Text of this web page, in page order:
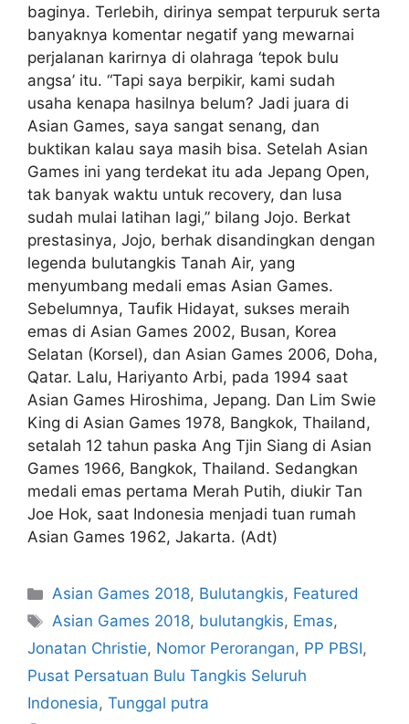
baginya. Terlebih, dirinya sempat terpuruk serta
banyaknya komentar negatif yang mewarnai
perjalanan karirnya di olahraga ‘tepok bulu
angsa’ itu. “Tapi saya berpikir, kami sudah
usaha kenapa hasilnya belum? Jadi juara di
Asian Games, saya sangat senang, dan
buktikan kalau saya masih bisa. Setelah Asian
Games ini yang terdekat itu ada Jepang Open,
tak banyak waktu untuk recovery, dan lusa
sudah mulai latihan lagi,” bilang Jojo. Berkat
prestasinya, Jojo, berhak disandingkan dengan
legenda bulutangkis Tanah Air, yang
menyumbang medali emas Asian Games.
Sebelumnya, Taufik Hidayat, sukses meraih
emas di Asian Games 2002, Busan, Korea
Selatan (Korsel), dan Asian Games 2006, Doha,
Qatar. Lalu, Hariyanto Arbi, pada 1994 saat
Asian Games Hiroshima, Jepang. Dan Lim Swie
King di Asian Games 1978, Bangkok, Thailand,
setalah 12 tahun paska Ang Tjin Siang di Asian
Games 1966, Bangkok, Thailand. Sedangkan
medali emas pertama Merah Putih, diukir Tan
Joe Hok, saat Indonesia menjadi tuan rumah
Asian Games 1962, Jakarta. (Adt)
Asian Games 2018, Bulutangkis, Featured
Asian Games 2018, bulutangkis, Emas,
Jonatan Christie, Nomor Perorangan, PP PBSI,
Pusat Persatuan Bulu Tangkis Seluruh
Indonesia, Tunggal putra